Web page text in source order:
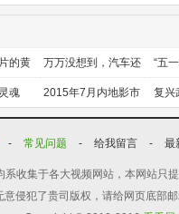
的黄 万万没想到，汽车还
能干这个？
“五
道
魂 2015年7月内地影市
前瞻
复兴
试
- 常见问题 - 给我留言 - 最
收集于各大视频网站，本网站只
侵犯了贵司版权，请给网页底部